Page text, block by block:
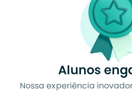
Alunos
Nossa experiência